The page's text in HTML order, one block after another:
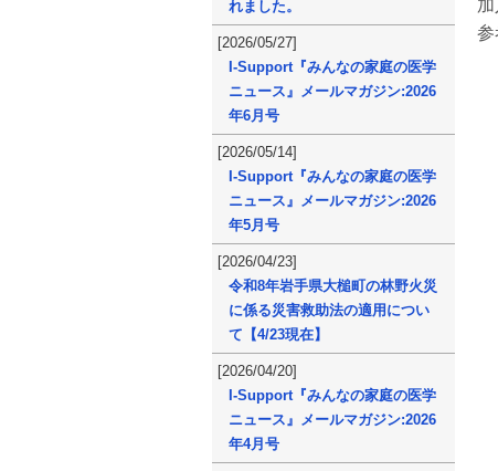
れました。
[2026/05/27]
I-Support『みんなの家庭の医学
ニュース』メールマガジン:2026
年6月号
[2026/05/14]
I-Support『みんなの家庭の医学
ニュース』メールマガジン:2026
年5月号
[2026/04/23]
令和8年岩手県大槌町の林野火災
に係る災害救助法の適用につい
て【4/23現在】
[2026/04/20]
I-Support『みんなの家庭の医学
ニュース』メールマガジン:2026
年4月号